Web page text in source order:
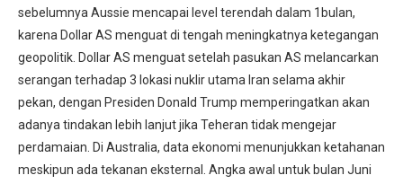
sebelumnya Aussie mencapai level terendah dalam 1bulan,
karena Dollar AS menguat di tengah meningkatnya ketegangan
geopolitik. Dollar AS menguat setelah pasukan AS melancarkan
serangan terhadap 3 lokasi nuklir utama Iran selama akhir
pekan, dengan Presiden Donald Trump memperingatkan akan
adanya tindakan lebih lanjut jika Teheran tidak mengejar
perdamaian. Di Australia, data ekonomi menunjukkan ketahanan
meskipun ada tekanan eksternal. Angka awal untuk bulan Juni